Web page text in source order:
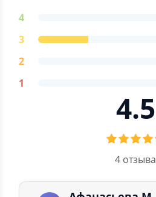
4
3
2
1
4.5
4 отзыва